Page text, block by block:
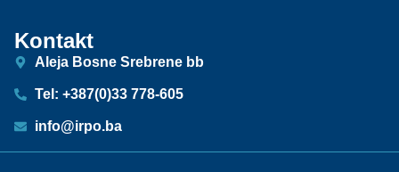
Kontakt
Aleja Bosne Srebrene bb
Tel: +387(0)33 778-605
info@irpo.ba